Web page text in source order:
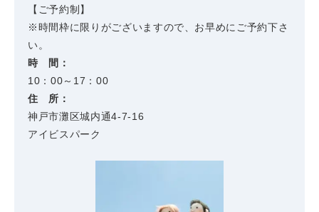
【ご予約制】
※時間枠に限りがございますので、お早めにご予約下さ
い。
時 間：
10：00～17：00
住 所：
神戸市灘区城内通4-7-16
アイビスパーク